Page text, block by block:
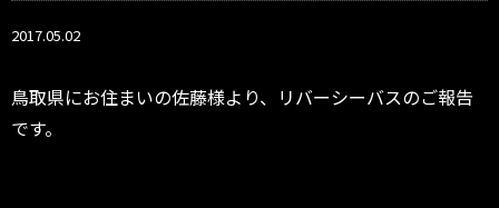
2017.05.02
鳥取県にお住まいの佐藤様より、リバーシーバスのご報告
です。